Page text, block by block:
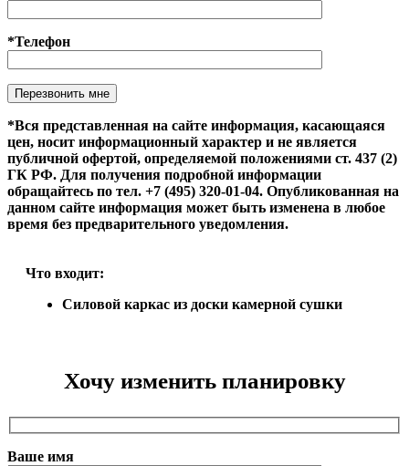
*Телефон
Оставьте это поле пустым.
*Вся представленная на сайте информация, касающаяся
цен, носит информационный характер и не является
публичной офертой, определяемой положениями ст. 437 (2)
ГК РФ. Для получения подробной информации
обращайтесь по тел. +7 (495) 320-01-04. Опубликованная на
данном сайте информация может быть изменена в любое
время без предварительного уведомления.
Что входит:
Силовой каркас из доски камерной сушки
Хочу изменить планировку
Ваше имя